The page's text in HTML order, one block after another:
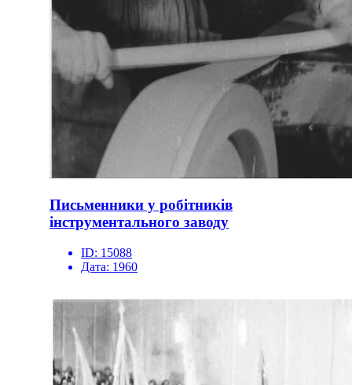
Письменники у робітників
інструментального заводу
ID: 15088
Дата: 1960